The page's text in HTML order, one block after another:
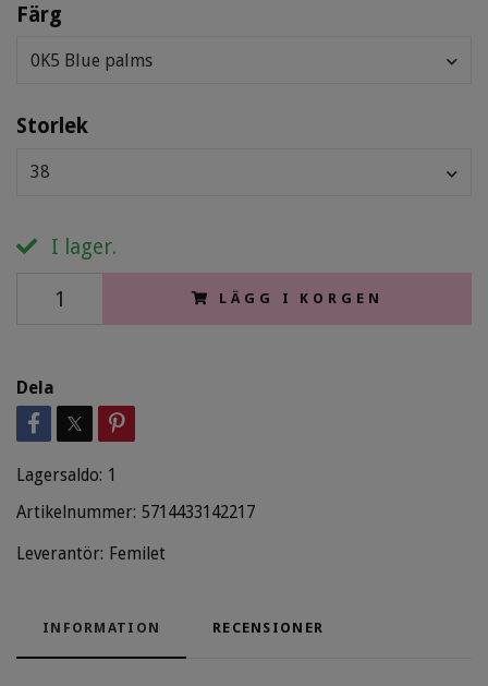
Färg
0K5 Blue palms
Storlek
38
I lager.
LÄGG I KORGEN
Dela
Lagersaldo: 1
Artikelnummer: 5714433142217
Leverantör: Femilet
INFORMATION RECENSIONER